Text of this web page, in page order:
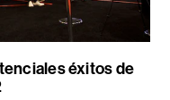
éxitos de